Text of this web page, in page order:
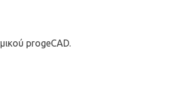
progeCAD.